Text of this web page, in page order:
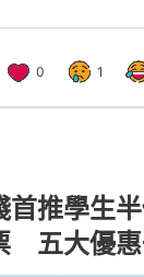
0 1
首推學生
五大優